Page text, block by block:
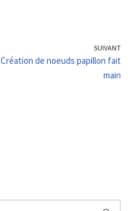
SUIVANT
Création de noeuds papillon fait
main